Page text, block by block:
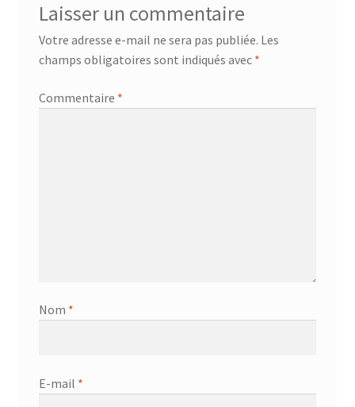
Laisser un commentaire
Votre adresse e-mail ne sera pas publiée. Les
champs obligatoires sont indiqués avec *
Commentaire *
Nom *
E-mail *